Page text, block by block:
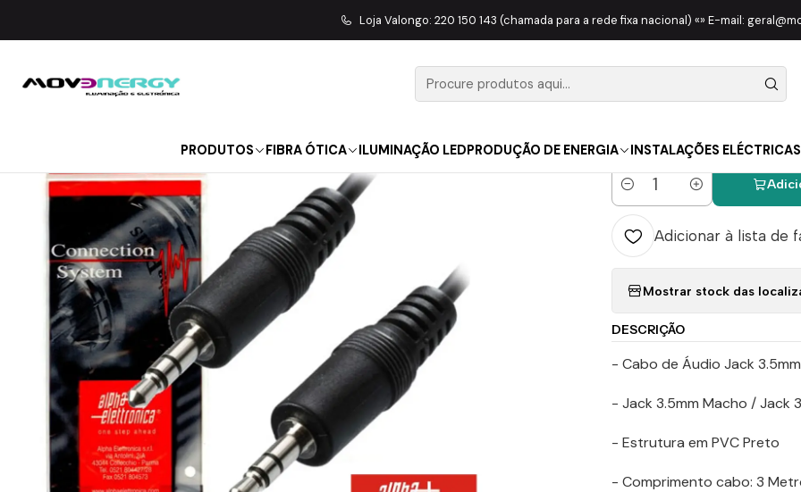
PRODUTOS FIBRA ÓTICA ILUMINAÇÃO LEDPRODUÇÃO DE ENERGIA INSTALAÇÕES ELÉCTRICAS
Loja Valongo: 220 150 143 (chamada para a rede fixa nacional) «» E-mail:
SOM | LUZ COLUNAS ACESSÓRIOS Cabo Jack 3.5MM Macho / Jack 3.5MM
Cabo Jack
3.5MM
Quantidade
Adicionar à lista de
Mostrar stock das
DESCRIÇÃO
- Cabo de Áudio Jack
- Jack 3.5mm Macho / Jack
- Estrutura em PVC Preto
- Comprimento cabo: 3